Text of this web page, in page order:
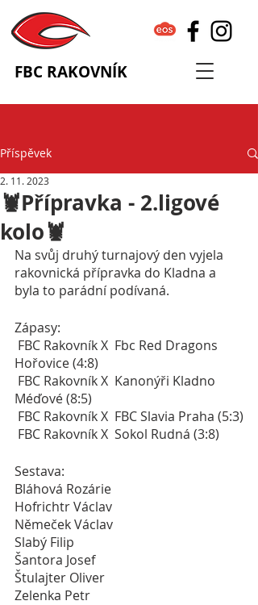
FBC RAKOVNÍK
Příspěvek
🦞Přípravka - 2.ligové
kolo🦞
2. 11. 2023
Na svůj druhý turnajový den vyjela
rakovnická přípravka do Kladna a
byla to parádní podívaná.
Zápasy:
Hořovice (4:8)
Méďové (8:5)
FBC Rakovník X  FBC Slavia Praha (5:3)
FBC Rakovník X  Sokol Rudná (3:8)
Sestava:
Bláhová Rozárie
Hofrichtr Václav
Němeček Václav
Slabý Filip
Šantora Josef
Štulajter Oliver
Zelenka Petr